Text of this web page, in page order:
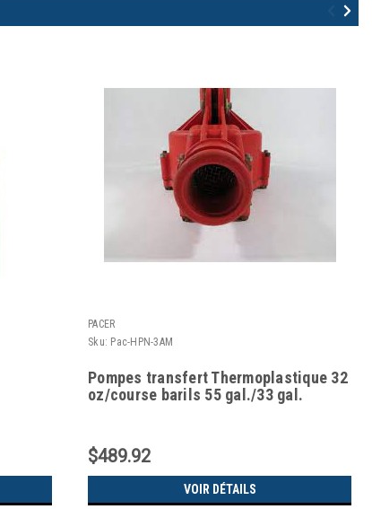
PACER
Sku: Pac-HPN-3AM
Pompes transfert Thermoplastique 32
oz/course barils 55 gal./33 gal.
$489.92
VOIR DÉTAILS